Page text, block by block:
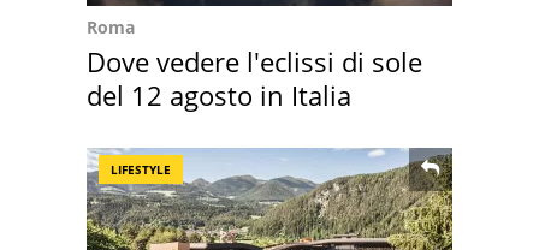
Roma
Dove vedere l'eclissi di sole
del 12 agosto in Italia
LIFESTYLE